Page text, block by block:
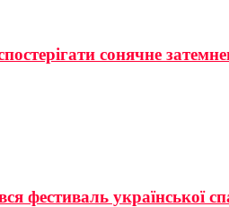
сонячне
фестиваль української